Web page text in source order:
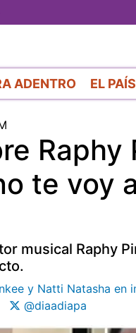
ADENTRO EL PAÍS
te voy
musical Raphy
y Natti Natasha en
@diaadiapa